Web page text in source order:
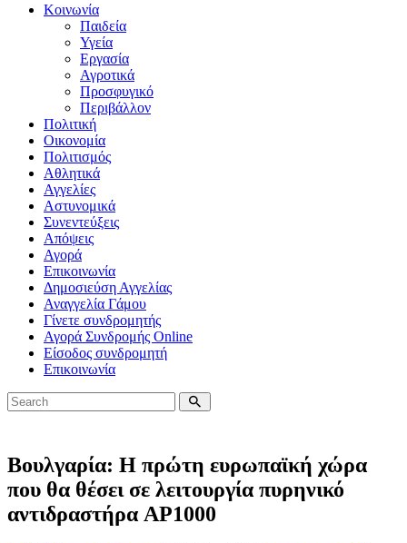
Κοινωνία
Παιδεία
Υγεία
Εργασία
Αγροτικά
Προσφυγικό
Περιβάλλον
Πολιτική
Οικονομία
Πολιτισμός
Αθλητικά
Αγγελίες
Αστυνομικά
Συνεντεύξεις
Απόψεις
Αγορά
Επικοινωνία
Δημοσιεύση Αγγελίας
Αναγγελία Γάμου
Γίνετε συνδρομητής
Αγορά Συνδρομής Online
Είσοδος συνδρομητή
Επικοινωνία
Βουλγαρία: Η πρώτη ευρωπαϊκή χώρα
που θα θέσει σε λειτουργία πυρηνικό
αντιδραστήρα AP1000